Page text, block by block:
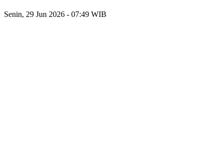
Senin, 29 Jun 2026 - 07:49 WIB